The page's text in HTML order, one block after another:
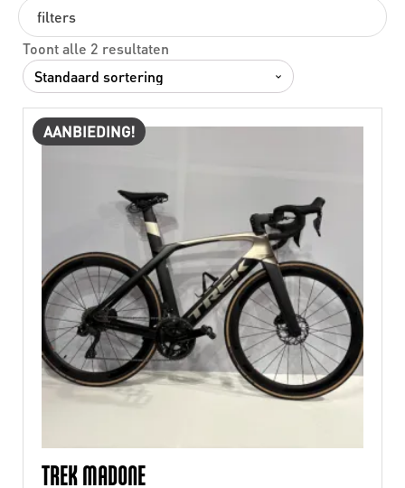
filters
Toont alle 2 resultaten
AANBIEDING!
TREK MADONE